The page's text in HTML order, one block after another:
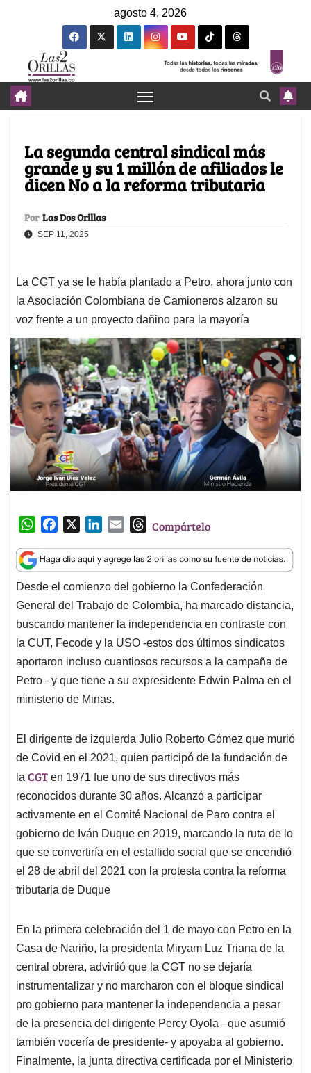
agosto 4, 2026
La segunda central sindical más
grande y su 1 millón de afiliados le
dicen No a la reforma tributaria
Por Las Dos Orillas
SEP 11, 2025
La CGT ya se le había plantado a Petro, ahora junto con
la Asociación Colombiana de Camioneros alzaron su
voz frente a un proyecto dañino para la mayoría
W
a
t
s
A
p
p
c
e
b
o
o
k
n
k
e
d
I
n
a
i
l
T
r
e
a
d
s
Compártelo
Desde el comienzo del gobierno la Confederación
General del Trabajo de Colombia, ha marcado distancia,
buscando mantener la independencia en contraste con
la CUT, Fecode y la USO -estos dos últimos sindicatos
aportaron incluso cuantiosos recursos a la campaña de
Petro –y que tiene a su expresidente Edwin Palma en el
ministerio de Minas.
El dirigente de izquierda Julio Roberto Gómez que murió
de Covid en el 2021, quien participó de la fundación de
la CGT en 1971 fue uno de sus directivos más
reconocidos durante 30 años. Alcanzó a participar
activamente en el Comité Nacional de Paro contra el
gobierno de Iván Duque en 2019, marcando la ruta de lo
que se convertiría en el estallido social que se encendió
el 28 de abril del 2021 con la protesta contra la reforma
tributaria de Duque
En la primera celebración del 1 de mayo con Petro en la
Casa de Nariño, la presidenta Miryam Luz Triana de la
central obrera, advirtió que la CGT no se dejaría
instrumentalizar y no marcharon con el bloque sindical
pro gobierno para mantener la independencia a pesar
de la presencia del dirigente Percy Oyola –que asumió
también vocería de presidente- y apoyaba al gobierno.
Finalmente, la junta directiva certificada por el Ministerio